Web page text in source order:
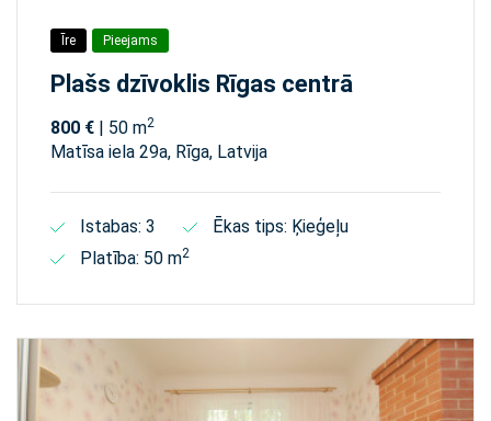
Īre Pieejams
Plašs dzīvoklis Rīgas centrā
800 € | 50 m2
Matīsa iela 29а, Rīga, Latvija
Istabas: 3
Ēkas tips: Ķieģeļu
Platība: 50 m2